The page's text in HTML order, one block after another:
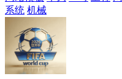
系统 机械